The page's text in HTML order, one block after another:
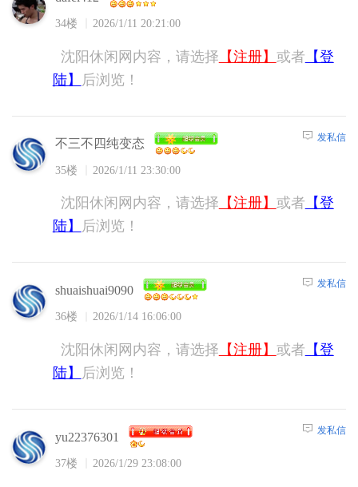
34楼 2026/1/11 20:21:00
沈阳休闲网内容，请选择 【注册】 或者 【登
陆】
后浏览！
不三不四纯变态
35楼 2026/1/11 23:30:00
发私信
沈阳休闲网内容，请选择 【注册】 或者 【登
陆】
后浏览！
shuaishuai9090
36楼 2026/1/14 16:06:00
发私信
沈阳休闲网内容，请选择 【注册】 或者 【登
陆】
后浏览！
yu22376301
37楼 2026/1/29 23:08:00
发私信